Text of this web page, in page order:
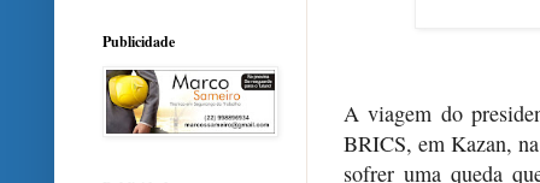
A viagem do
BRICS, em Kazan,
sofrer uma queda
Publicidade